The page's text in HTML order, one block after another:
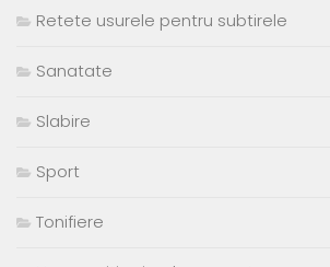
Retete usurele pentru subtirele
Sanatate
Slabire
Sport
Tonifiere